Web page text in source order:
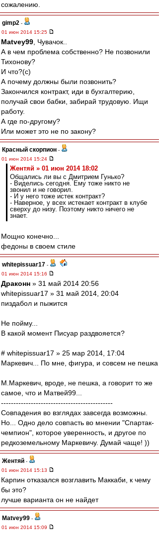
сожалению.
gimp2 -
01 июн 2014 15:25
Matvey99 , Чувачок..
А в чем проблема собственно? Не позвонили
Тихонову?
И что?(с)
А почему должны были позвонить?
Закончился контракт, иди в бухгалтерию,
получай свои бабки, забирай трудовую. Ищи
работу.
А где по-другому?
Или может это не по закону?
Красный скорпион -
01 июн 2014 15:24
Жентяй » 01 июн 2014 18:02
Общались ли вы с Дмитрием Гунько?
- Виделись сегодня. Ему тоже никто не
звонил и не говорил.
- И у него тоже истек контракт?
- Наверное, у всех истекает контракт в клубе
сверху до низу. Поэтому никто ничего не
знает.
Мощно конечно...
федоны в своем стиле
whitepissuar17 -
01 июн 2014 15:16
Драконн » 31 май 2014 20:56
whitepissuar17 » 31 май 2014, 20:04
пиздабол и пыжится
Не пойму...
В какой момент Писуар раздвояется?
# whitepissuar17 » 25 мар 2014, 17:04
Маркевич... По мне, фигура, и совсем не пешка
М.Маркевич, вроде, не пешка, а говорит то же
самое, что и Матвей99...
---------------------------------------------
Совпадения во взглядах завсегда возможны.
Но... Одно дело совпасть во мнении "Спартак-
чемпион", которое уверенность, и другое по
редкоземельному Маркевичу. Думай чаще! ))
Жентяй -
01 июн 2014 15:13
Карпин отказался возглавить Маккаби, к чему
бы это?
лучше варианта он не найдет
Matvey99 -
01 июн 2014 15:09